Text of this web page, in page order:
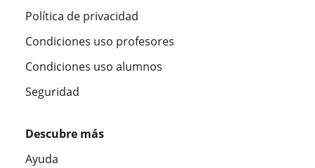
Política de privacidad
Condiciones uso profesores
Condiciones uso alumnos
Seguridad
Descubre más
Ayuda